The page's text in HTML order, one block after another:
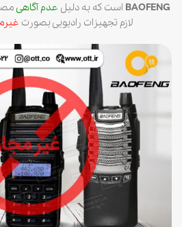
BAOFENG است که به دلیل عدم آگاهی
لازم تجهیزات رادیویی بصورت